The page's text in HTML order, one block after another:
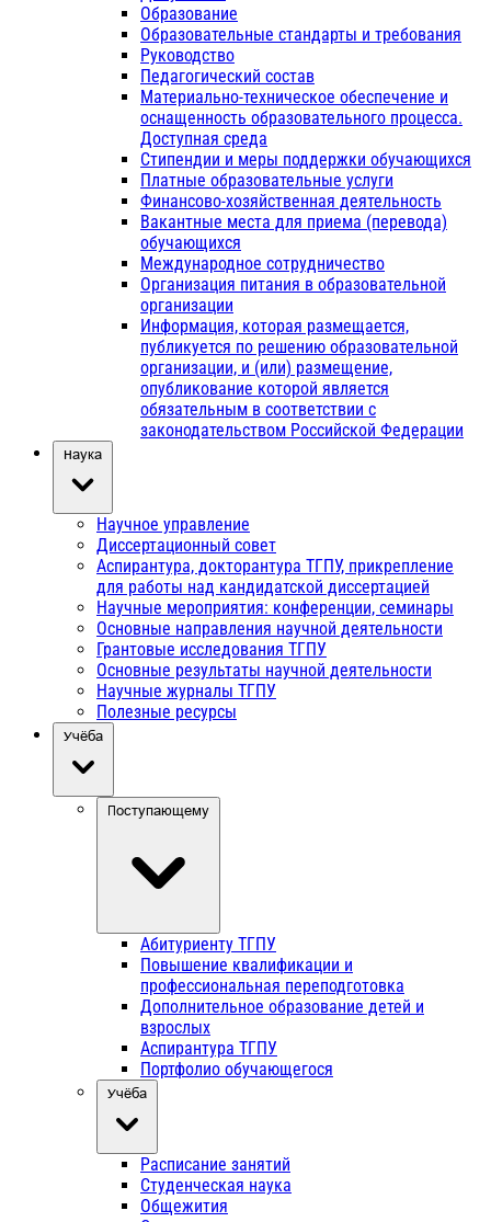
Образование
Образовательные стандарты и требования
Руководство
Педагогический состав
Материально-техническое обеспечение и
оснащенность образовательного процесса.
Доступная среда
Стипендии и меры поддержки обучающихся
Платные образовательные услуги
Финансово-хозяйственная деятельность
Вакантные места для приема (перевода)
обучающихся
Международное сотрудничество
Организация питания в образовательной
организации
Информация, которая размещается,
публикуется по решению образовательной
организации, и (или) размещение,
опубликование которой является
обязательным в соответствии с
законодательством Российской Федерации
Наука
Научное управление
Диссертационный совет
Аспирантура, докторантура ТГПУ, прикрепление
для работы над кандидатской диссертацией
Научные мероприятия: конференции, семинары
Основные направления научной деятельности
Грантовые исследования ТГПУ
Основные результаты научной деятельности
Научные журналы ТГПУ
Полезные ресурсы
Учёба
Поступающему
Абитуриенту ТГПУ
Повышение квалификации и
профессиональная переподготовка
Дополнительное образование детей и
взрослых
Аспирантура ТГПУ
Портфолио обучающегося
Учёба
Расписание занятий
Студенческая наука
Общежития